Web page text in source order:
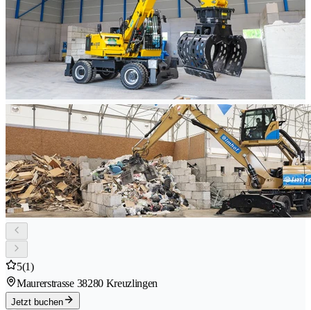
5(1)
Maurerstrasse 38280 Kreuzlingen
Jetzt buchen